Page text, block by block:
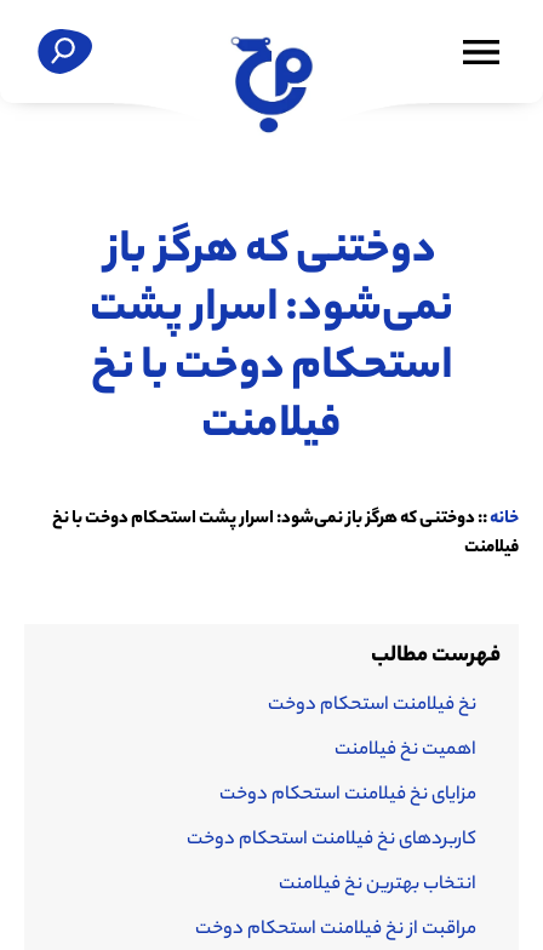
دوختنی که هرگز باز
نمی‌شود: اسرار پشت
استحکام دوخت با نخ
فیلامنت
خانه::دوختنی که هرگز باز نمی‌شود: اسرار پشت استحکام دوخت با نخ
فیلامنت
فهرست مطالب
نخ فیلامنت استحکام دوخت
اهمیت نخ فیلامنت
مزایای نخ فیلامنت استحکام دوخت
کاربردهای نخ فیلامنت استحکام دوخت
انتخاب بهترین نخ فیلامنت
مراقبت از نخ فیلامنت استحکام دوخت